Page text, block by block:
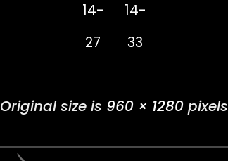
14-
27
14-
33
Original size is 960 × 1280 pixels